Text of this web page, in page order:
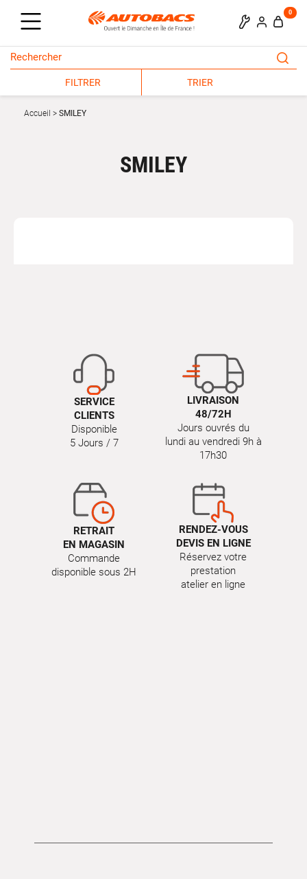
0
FILTRER TRIER
Accueil SMILEY
SMILEY
SERVICE
CLIENTS
Disponible
5 Jours / 7
LIVRAISON
48/72H
Jours ouvrés du
lundi au vendredi 9h à
17h30
RETRAIT
EN MAGASIN
Commande
disponible sous 2H
RENDEZ-VOUS
DEVIS EN LIGNE
Réservez votre
prestation
atelier en ligne